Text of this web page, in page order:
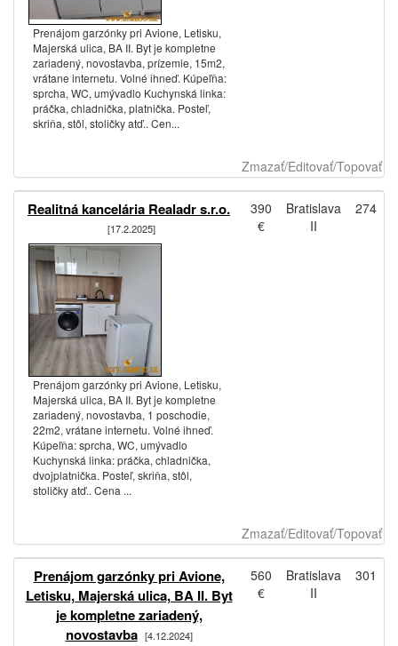
Prenájom garzónky pri Avione, Letisku,
Majerská ulica, BA II. Byt je kompletne
zariadený, novostavba, prízemie, 15m2,
vrátane internetu. Volné ihneď. Kúpeľňa:
sprcha, WC, umývadlo Kuchynská linka:
práčka, chladnička, platnička. Posteľ,
skriňa, stôl, stoličky atď.. Cen...
Zmazať/Editovať/Topovať
Realitná kancelária Realadr s.r.o.
[17.2.2025]
Prenájom garzónky pri Avione, Letisku,
Majerská ulica, BA II. Byt je kompletne
zariadený, novostavba, 1 poschodie,
22m2, vrátane internetu. Volné ihneď.
Kúpeľňa: sprcha, WC, umývadlo
Kuchynská linka: práčka, chladnička,
dvojplatnička. Posteľ, skriňa, stôl,
stoličky atď.. Cena ...
390
€
Bratislava
II
274
Zmazať/Editovať/Topovať
Prenájom garzónky pri Avione,
Letisku, Majerská ulica, BA II. Byt
je kompletne zariadený,
novostavba [4.12.2024]
560
€
Bratislava
II
301